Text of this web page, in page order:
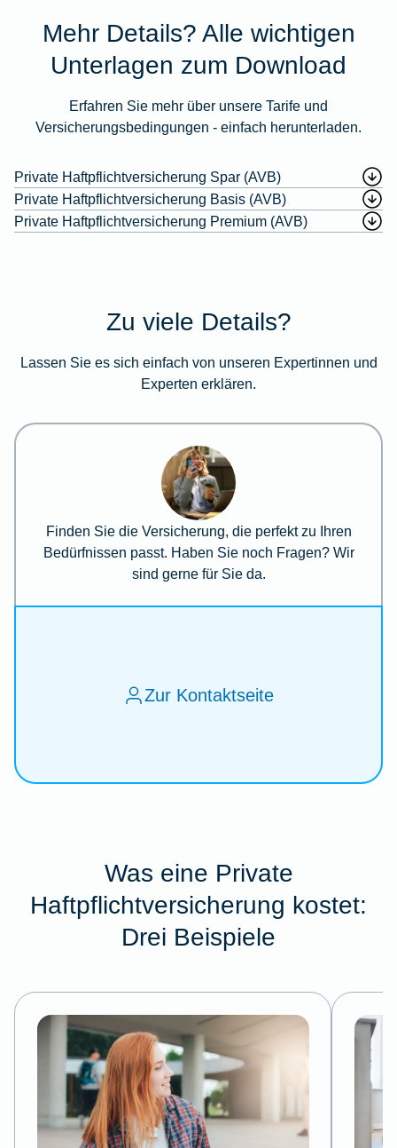
Mehr Details? Alle wichtigen
Unterlagen zum Download
Erfahren Sie mehr über unsere Tarife und
Versicherungsbedingungen - einfach herunterladen.
Private Haftpflichtversicherung Spar (AVB)
Private Haftpflichtversicherung Basis (AVB)
Private Haftpflichtversicherung Premium (AVB)
Zu viele Details?
Lassen Sie es sich einfach von unseren Expertinnen und
Experten erklären.
Finden Sie die Versicherung, die perfekt zu Ihren
Bedürfnissen passt. Haben Sie noch Fragen? Wir
sind gerne für Sie da.
Zur Kontaktseite
Was eine Private
Haftpflichtversicherung kostet:
Drei Beispiele